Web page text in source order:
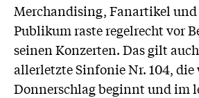
Merchandising, Fanartikel und
Publikum raste regelrecht vor
seinen Konzerten. Das gilt
allerletzte Sinfonie Nr. 104,
Donnerschlag beginnt und im